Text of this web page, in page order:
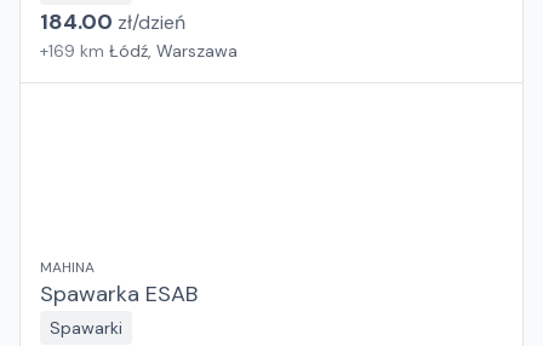
184.00 zł/dzień
+169 km Łódź, Warszawa
MAHINA
Spawarka ESAB
Spawarki